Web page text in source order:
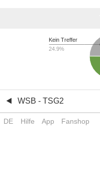
Kein Treffer
24.9%
WSB - TSG2
DE Hilfe App Fanshop